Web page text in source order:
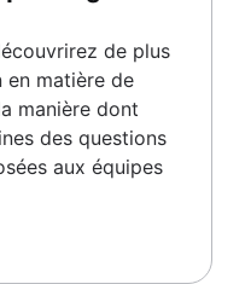
de plus
en matière de
manière dont
des questions
aux équipes